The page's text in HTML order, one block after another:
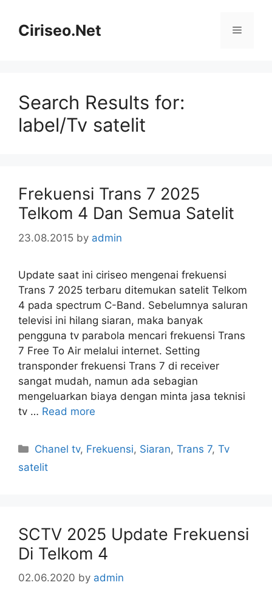
contentCiriseo.Net Menu
Search Results for:
label/Tv satelit
Frekuensi Trans 7 2025
Telkom 4 Dan Semua Satelit
23.08.2015 by admin
Update saat ini ciriseo mengenai frekuensi
Trans 7 2025 terbaru ditemukan satelit Telkom
4 pada spectrum C-Band. Sebelumnya saluran
televisi ini hilang siaran, maka banyak
pengguna tv parabola mencari frekuensi Trans
7 Free To Air melalui internet. Setting
transponder frekuensi Trans 7 di receiver
sangat mudah, namun ada sebagian
mengeluarkan biaya dengan minta jasa teknisi
tv … Read more
Categories
Chanel tv, Frekuensi, Siaran,Trans 7,Tv
satelit
SCTV 2025 Update Frekuensi
Di Telkom 4
02.06.2020 by admin